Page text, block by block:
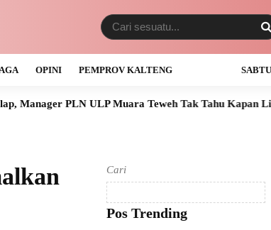
OPINI PEMPROV KALTENG
ULP Muara Teweh Tak Tahu Kapan Listrik Normal
Cari
Pos Trending